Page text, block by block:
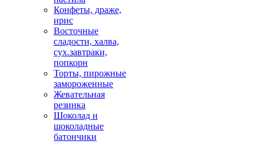
Конфеты, драже,
ирис
Восточные
сладости, халва,
сух.завтраки,
попкорн
Торты, пирожные
замороженные
Жевательная
резинка
Шоколад и
шоколадные
батончики